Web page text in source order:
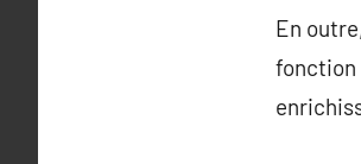
En
fonction